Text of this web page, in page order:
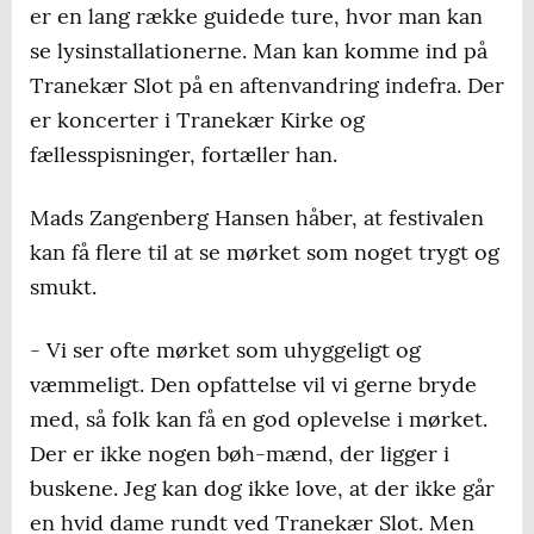
Glimt præsenterer PianoPassion i Tranekær
Kirke: klassisk klaver, keyboard og orgel
møder elektroniske lyde og improvisation.
Det er 22. november kl. 19
er en lang række guidede ture, hvor man kan
se lysinstallationerne. Man kan komme ind på
Tranekær Slot på en aftenvandring indefra. Der
er koncerter i Tranekær Kirke og
fællesspisninger, fortæller han.
Mads Zangenberg Hansen håber, at festivalen
kan få flere til at se mørket som noget trygt og
smukt.
- Vi ser ofte mørket som uhyggeligt og
væmmeligt. Den opfattelse vil vi gerne bryde
med, så folk kan få en god oplevelse i mørket.
Der er ikke nogen bøh-mænd, der ligger i
buskene. Jeg kan dog ikke love, at der ikke går
en hvid dame rundt ved Tranekær Slot. Men